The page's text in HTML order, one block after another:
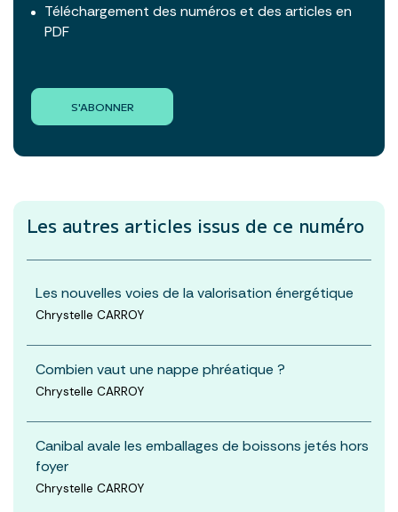
Téléchargement des numéros et des articles en
PDF
S'ABONNER
Les autres articles issus de ce numéro
Les nouvelles voies de la valorisation énergétique
Chrystelle CARROY
Combien vaut une nappe phréatique ?
Chrystelle CARROY
Canibal avale les emballages de boissons jetés hors
foyer
Chrystelle CARROY